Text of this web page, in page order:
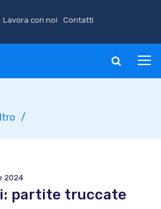
Lavora con noi Contatti
2024
partite truccate